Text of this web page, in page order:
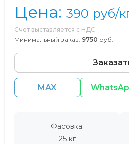
Цена: 390 руб/
Счет выставляется с НДС
Минимальный заказ: 9750 руб.
MAX
Фасовка:
25 кг